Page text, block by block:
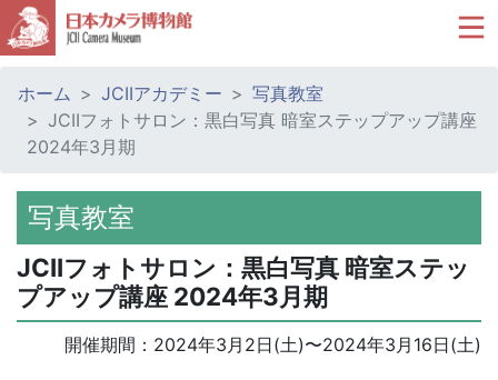
ホーム JCIIアカデミー
写真教室
JCIIフォトサロン：黒白写真 暗室ステップアップ講座
2024年3月期
写真教室
JCIIフォトサロン：黒白写真 暗室ステッ
プアップ講座 2024年3月期
開催期間： 2024年3月2日(土)〜2024年3月16日(土)